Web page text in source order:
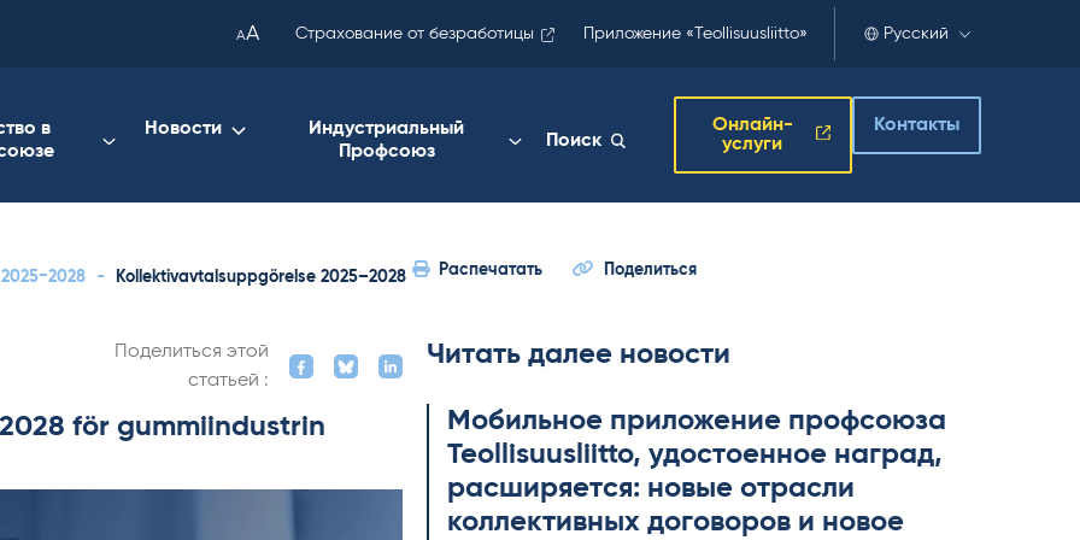
AA Страхование от безработицы Приложение «Teollisuusliitto» Русский
в
Новости
Индустриальный
Профсоюз
Поиск
Онлайн-
услуги
Контакты
-
Kollektivavtalsuppgörelse 2025–2028
Распечатать Поделиться
Поделиться этой
статьей :
för gummiindustrin
Читать далее новости
Мобильное приложение профсоюза
Teol­li­suus­liitto, удостоенное наград,
расширяется: новые отрасли
коллективных договоров и новое
your